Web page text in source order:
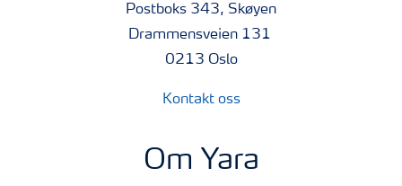
Postboks 343, Skøyen
Drammensveien 131
0213 Oslo
Kontakt oss
Om Yara